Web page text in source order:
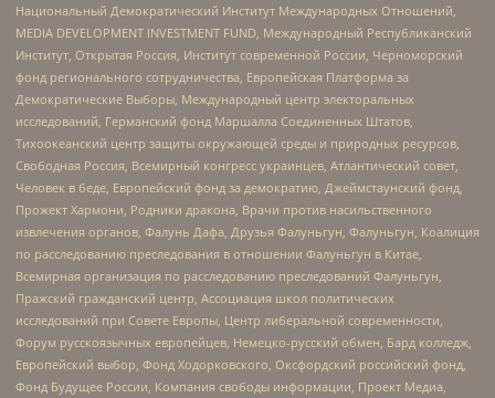
Национальный Демократический Институт Международных Отношений,
MEDIA DEVELOPMENT INVESTMENT FUND, Международный Республиканский
Институт, Открытая Россия, Институт современной России, Черноморский
фонд регионального сотрудничества, Европейская Платформа за
Демократические Выборы, Международный центр электоральных
исследований, Германский фонд Маршалла Соединенных Штатов,
Тихоокеанский центр защиты окружающей среды и природных ресурсов,
Свободная Россия, Всемирный конгресс украинцев, Атлантический совет,
Человек в беде, Европейский фонд за демократию, Джеймстаунский фонд,
Прожект Хармони, Родники дракона, Врачи против насильственного
извлечения органов, Фалунь Дафа, Друзья Фалуньгун, Фалуньгун, Коалиция
по расследованию преследования в отношении Фалуньгун в Китае,
Всемирная организация по расследованию преследований Фалуньгун,
Пражский гражданский центр, Ассоциация школ политических
исследований при Совете Европы, Центр либеральной современности,
Форум русскоязычных европейцев, Немецко-русский обмен, Бард колледж,
Европейский выбор, Фонд Ходорковского, Оксфордский российский фонд,
Фонд Будущее России, Компания свободы информации, Проект Медиа,